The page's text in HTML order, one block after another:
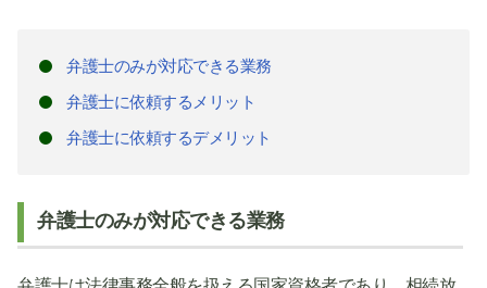
弁護士のみが対応できる業務
弁護士に依頼するメリット
弁護士に依頼するデメリット
弁護士のみが対応できる業務